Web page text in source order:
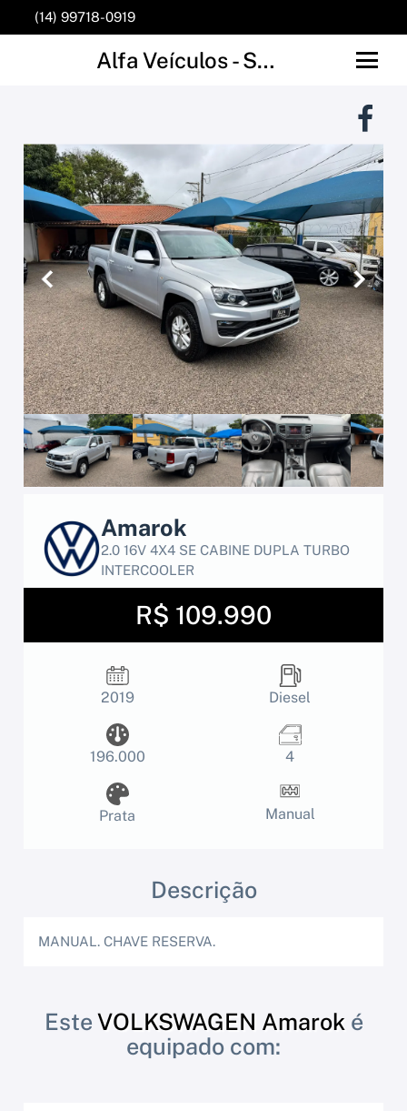
(14) 99718-0919
Alfa Veículos - São Manuel
Amarok
2.0 16V 4X4 SE CABINE DUPLA TURBO
INTERCOOLER
R$ 109.990
2019 Diesel
196.000 4
Prata Manual
Anterior Próximo
Descrição
MANUAL. CHAVE RESERVA.
Este VOLKSWAGEN Amaroké
equipado com: